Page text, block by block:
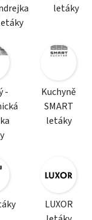
letáky
-
Kuchyně
SMART
letáky
LUXOR